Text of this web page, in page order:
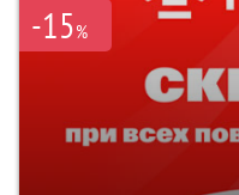
-15%